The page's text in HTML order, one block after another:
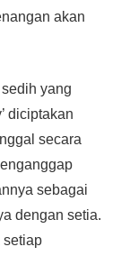
akan
yang
diciptakan
secara
sebagai
dengan setia.
setiap